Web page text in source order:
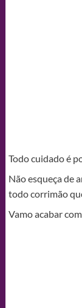
Todo cuidado é
Não esqueça de
todo corrimão
Vamo acabar